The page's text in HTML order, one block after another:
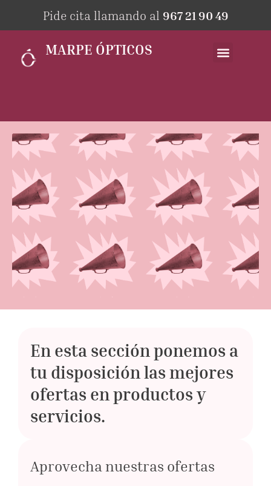
Pide cita llamando al 967 21 90 49
MARPE ÓPTICOS
En esta sección ponemos a
tu disposición las mejores
ofertas en productos y
servicios.
Aprovecha nuestras ofertas